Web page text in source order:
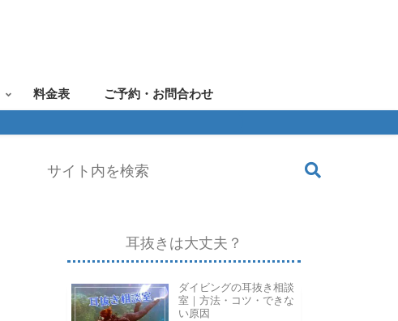
料金表 ご予約・お問合わせ
耳抜きは大丈夫？
ダイビングの耳抜き相談
室｜方法・コツ・できな
い原因